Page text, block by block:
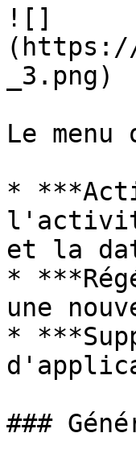
![]
(https://
_3.png)
Le
*
et la
*
une
*
###